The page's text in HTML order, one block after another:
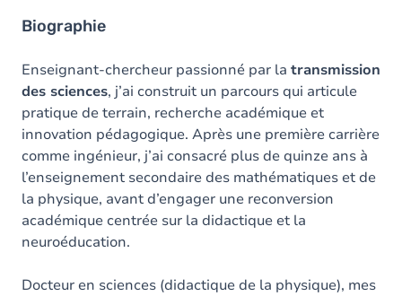
Responsabilités externes
Diplômes
Prix
Biographie
Enseignant-chercheur passionné par la transmission
des sciences, j’ai construit un parcours qui articule
pratique de terrain, recherche académique et
innovation pédagogique. Après une première carrière
comme ingénieur, j’ai consacré plus de quinze ans à
l’enseignement secondaire des mathématiques et de
la physique, avant d’engager une reconversion
académique centrée sur la didactique et la
neuroéducation.
Docteur en sciences (didactique de la physique), mes